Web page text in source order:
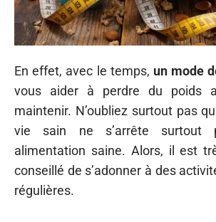
En effet, avec le temps, un mode
vous aider à perdre du poids
maintenir. N’oubliez surtout pas
vie sain ne s’arrête surtout
alimentation saine. Alors, il est
conseillé de s’adonner à des
régulières.